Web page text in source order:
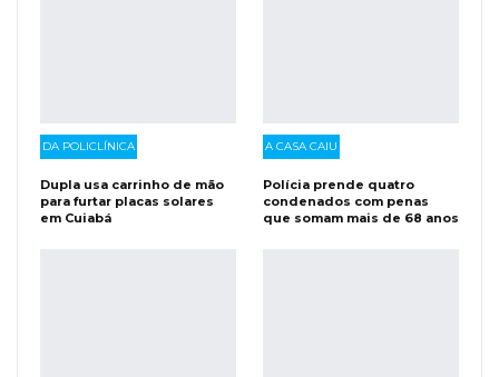
DA POLICLÍNICA
Dupla usa carrinho de mão
para furtar placas solares
em Cuiabá
A CASA CAIU
Polícia prende quatro
condenados com penas
que somam mais de 68 anos